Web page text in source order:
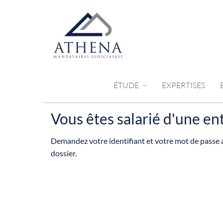
ÉTUDE EXPERTISES
Vous êtes salarié d'une
Demandez votre identifiant et votre mot de
dossier.